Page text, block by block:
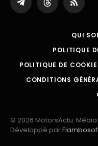
Partager
sur
ThreadsRSS
QUI
POLITIQUE
POLITIQUE DE
CONDITIONS
© 2026 MotorsActu.
Développé par